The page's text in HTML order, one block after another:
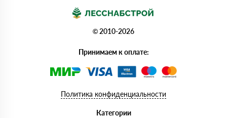
© 2010-2026
Принимаем к оплате:
Политика конфиденциальности
Категории